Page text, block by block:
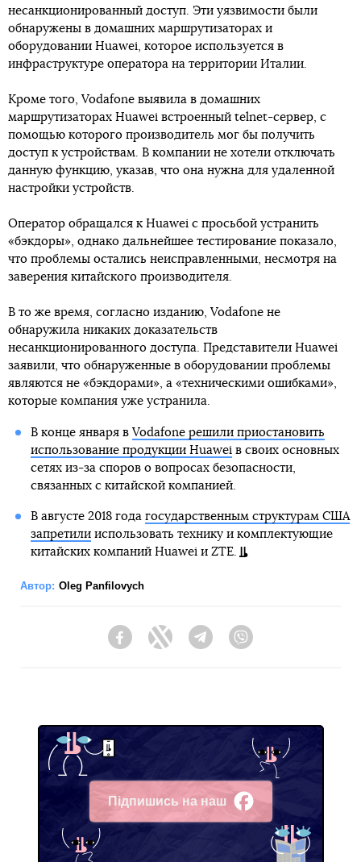
несанкционированный доступ. Эти уязвимости были
обнаружены в домашних маршрутизаторах и
оборудовании Huawei, которое используется в
инфраструктуре оператора на территории Италии.
Кроме того, Vodafone выявила в домашних
маршрутизаторах Huawei встроенный telnet-сервер, с
помощью которого производитель мог бы получить
доступ к устройствам. В компании не хотели отключать
данную функцию, указав, что она нужна для удаленной
настройки устройств.
Оператор обращался к Huawei с просьбой устранить
«бэкдоры», однако дальнейшее тестирование показало,
что проблемы остались неисправленными, несмотря на
заверения китайского производителя.
В то же время, согласно изданию, Vodafone не
обнаружила никаких доказательств
несанкционированного доступа. Представители Huawei
заявили, что обнаруженные в оборудовании проблемы
являются не «бэкдорами», а «техническими ошибками»,
которые компания уже устранила.
В конце января в Vodafone решили приостановить
использование продукции Huaweiв своих основных
сетях из-за споров о вопросах безопасности,
связанных с китайской компанией.
В августе 2018 года государственным структурам США
запретилииспользовать технику и комплектующие
китайских компаний Huawei и ZTE.
Автор: Oleg Panfilovych
FacebookTwitter Telegram
Підпишись на наш
Facebook